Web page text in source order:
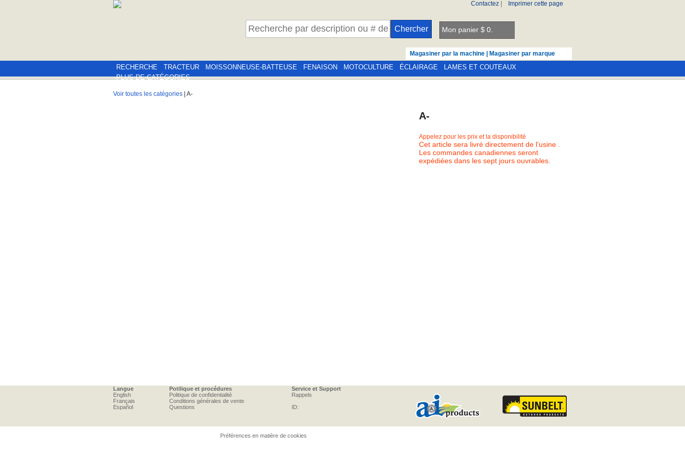
Contactez Imprimer cette page
Mon panier $ 0.
Magasiner par la machine
Magasiner par marque
RECHERCHE
TRACTEUR MOISSONNEUSE-BATTEUSE FENAISON MOTOCULTURE ÉCLAIRAGE
LAMES ET COUTEAUX
PLUS DE CATÉGORIES
Voir toutes les catégories | A-
A-
Appelez pour les prix et la disponibilité
Cet article sera livré directement de l'usine .
Les commandes canadiennes seront
expédiées dans les sept jours ouvrables.
Langue
English
Français
Español
Potilique et procédures
Politique de confidentialité
Conditions générales de vente
Questions
Service et Support
Rappels
ID:
Préférences en matière de cookies